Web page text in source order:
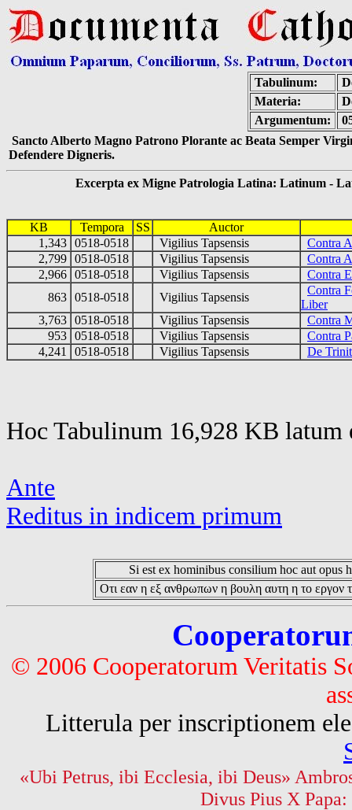
Tabulinum:
Materia:
Argumentum:
Sancto Alberto Magno Patrono Plorante ac Beata Semper
Defendere Digneris.
Excerpta ex Migne Patrologia Latina: Latinum -
KB Tempora SS
Auctor
1,343 0518-0518 Vigilius Tapsensis
Contra
2,799 0518-0518 Vigilius Tapsensis
Contra
2,966 0518-0518 Vigilius Tapsensis
Contra
863 0518-0518 Vigilius Tapsensis
Contra
Liber
3,763 0518-0518 Vigilius Tapsensis
Contra
953 0518-0518 Vigilius Tapsensis
Contra
4,241
0518-0518 Vigilius Tapsensis De
Hoc Tabulinum 16,928 KB latum
Ante
Reditus in indicem primum
Si est ex hominibus consilium hoc aut opus
Οτι εαν η εξ ανθρωπων η βουλη αυτη η το εργον
© 2006 Cooperatorum Veritatis
Litterula per inscriptionem
«Ubi Petrus, ibi Ecclesia, ibi Deus»
Divus Pius X Papa: